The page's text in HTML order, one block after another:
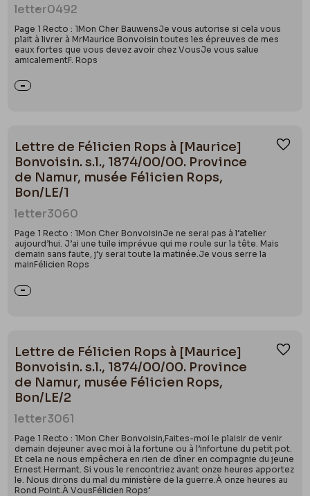
letter0492
Page 1 Recto : 1Mon Cher BauwensJe vous autorise si cela vous
plait à livrer à MrMaurice Bonvoisin toutes les épreuves de mes
eaux fortes que vous devez avoir chez VousJe vous salue
amicalementF. Rops
Lettre de Félicien Rops à [Maurice]
Bonvoisin. s.l., 1874/00/00. Province
de Namur, musée Félicien Rops,
Bon/LE/1
letter3060
Page 1 Recto : 1Mon Cher BonvoisinJe ne serai pas à l’atelier
aujourd’hui. J’ai une tuile imprévue qui me roule sur la tête. Mais
demain sans faute, j’y serai toute la matinée.Je vous serre la
mainFélicien Rops
Lettre de Félicien Rops à [Maurice]
Bonvoisin. s.l., 1874/00/00. Province
de Namur, musée Félicien Rops,
Bon/LE/2
letter3061
Page 1 Recto : 1Mon Cher Bonvoisin,Faites-moi le plaisir de venir
demain dejeuner avec moi à la fortune ou à l’infortune du petit pot.
Et cela ne nous empêchera en rien de dîner en compagnie du jeune
Ernest Hermant. Si vous le rencontriez avant onze heures apportez
le. Nous dirons du mal du ministère de la guerre.À onze heures au
Rond Point.À VousFélicien Rops’